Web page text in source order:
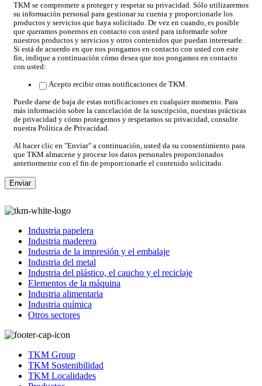
TKM se compromete a proteger y respetar su privacidad. Sólo utilizaremos
su información personal para gestionar su cuenta y proporcionarle los
productos y servicios que haya solicitado. De vez en cuando, es posible
que queramos ponernos en contacto con usted para informarle sobre
nuestros productos y servicios y otros contenidos que puedan interesarle.
Si está de acuerdo en que nos pongamos en contacto con usted con este
fin, indique a continuación cómo desea que nos pongamos en contacto
con usted:
Acepto recibir otras notificaciones de TKM.
Puede darse de baja de estas notificaciones en cualquier momento. Para
más información sobre la cancelación de la suscripción, nuestras prácticas
de privacidad y cómo protegemos y respetamos su privacidad, consulte
nuestra Política de Privacidad.
Al hacer clic en "Enviar" a continuación, usted da su consentimiento para
que TKM almacene y procese los datos personales proporcionados
anteriormente con el fin de proporcionarle el contenido solicitado.
Industria papelera
Industria maderera
Industria de la impresión y el embalaje
Industria del metal
Industria del plástico, el caucho y el reciclaje
Elementos de la máquina
Industria alimentaria
Industria química
Otros sectores
TKM Group
TKM Sostenibilidad
TKM Localidades